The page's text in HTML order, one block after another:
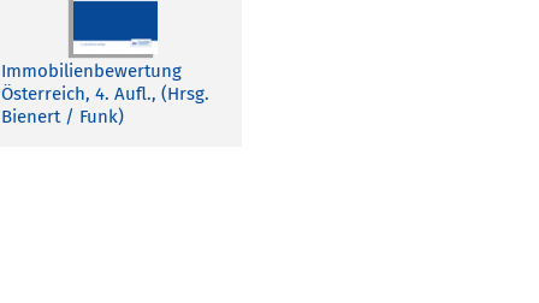
Immobilienbewertung
Österreich, 4. Aufl., (Hrsg.
Bienert / Funk)